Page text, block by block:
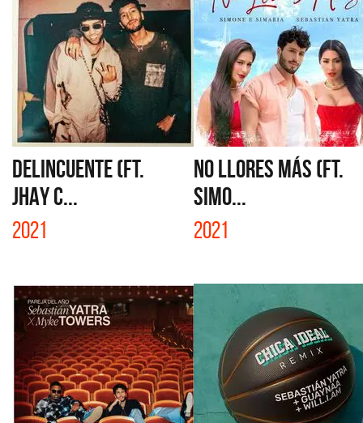
DELINCUENTE (FT.
JHAY C...
2021
NO LLORES MÁS (FT.
SIMO...
2021